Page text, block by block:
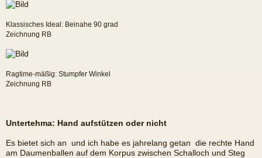
Klassisches Ideal: Beinahe 90 grad
Zeichnung RB
Ragtime-mäßig: Stumpfer Winkel
Zeichnung RB
Untertehma: Hand aufstützen oder nicht
Es bietet sich an  und ich habe es jahrelang getan  die rechte Hand
am Daumenballen auf dem Korpus zwischen Schalloch und Steg